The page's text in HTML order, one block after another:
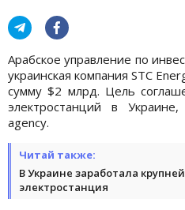
Арабское управление по
украинская компания STC
сумму $2 млрд. Цель
электростанций в Украине,
agency.
Читай также:
В Украине заработала
электростанция